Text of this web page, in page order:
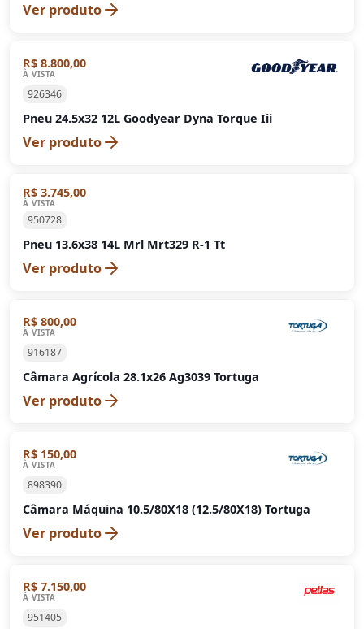
Ver produto
R$ 8.800,00
À VISTA
926346
Pneu 24.5x32 12L Goodyear Dyna Torque Iii
Ver produto
R$ 3.745,00
À VISTA
950728
Pneu 13.6x38 14L Mrl Mrt329 R-1 Tt
Ver produto
R$ 800,00
À VISTA
916187
Câmara Agrícola 28.1x26 Ag3039 Tortuga
Ver produto
R$ 150,00
À VISTA
898390
Câmara Máquina 10.5/80X18 (12.5/80X18) Tortuga
Ver produto
R$ 7.150,00
À VISTA
951405